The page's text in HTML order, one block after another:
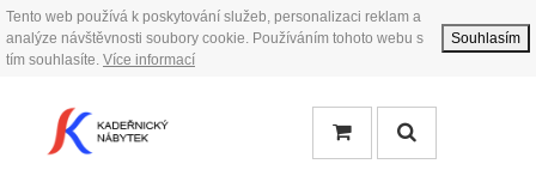
Tento web používá k poskytování služeb, personalizaci reklam a
analýze návštěvnosti soubory cookie. Používáním tohoto webu s
tím souhlasíte. Více informací
Souhlasím